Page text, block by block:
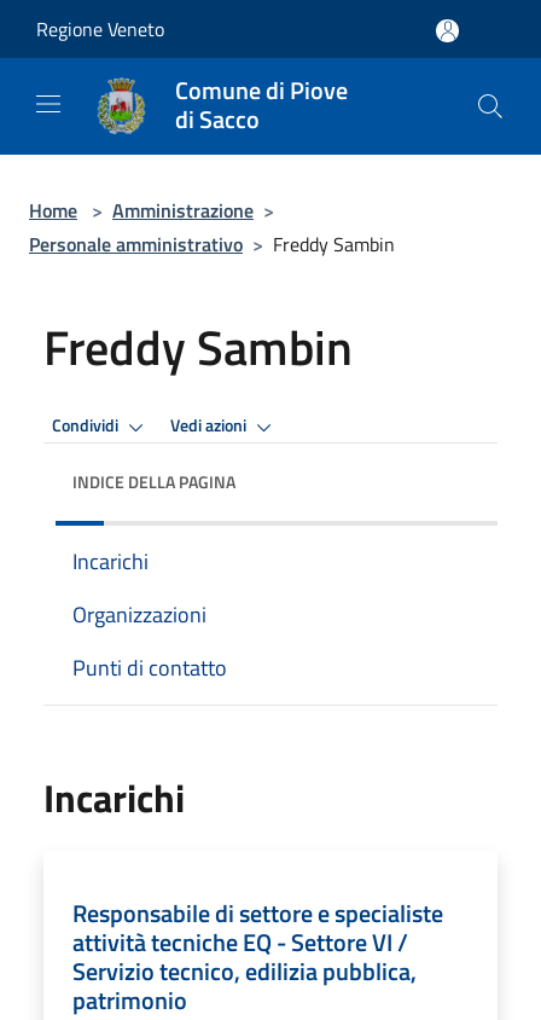
Regione Veneto
Comune di Piove
di Sacco
Home > Amministrazione >
Personale amministrativo > Freddy Sambin
Freddy Sambin
Condividi Vedi azioni
INDICE DELLA PAGINA
Incarichi
Organizzazioni
Punti di contatto
Incarichi
Responsabile di settore e specialiste
attività tecniche EQ - Settore VI /
Servizio tecnico, edilizia pubblica,
patrimonio